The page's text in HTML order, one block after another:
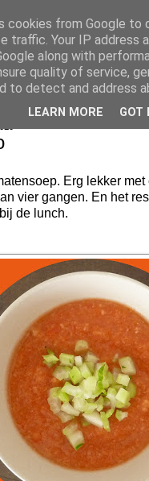
zo
Erg lekker met
vier gangen. En het
de lunch.
cookies from Google to
traffic. Your IP address
along with
quality of service,
to detect and address
LEARN MORE GOT